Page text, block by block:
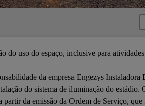
do uso do espaço, inclusive para
da empresa Engezys
do sistema de iluminação do
partir da emissão da Ordem de Serviço,